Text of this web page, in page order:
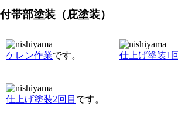
付帯部塗装（庇塗装）
ケレン作業です。 仕上げ塗装1
仕上げ塗装2回目 です。